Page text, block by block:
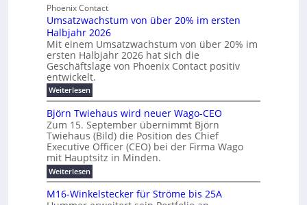
b
r
a
u
c
h
t
m
e
h
r
T
e
m
p
o
u
b
f
ü
r
m
o
d
e
r
n
e
E
e
e
N
H
-
S
i
c
h
e
r
u
n
g
s
l
a
e
i
l
i
g
u
n
g
b
e
m
2
0
2
6
h
r
f
a
c
h
d
u
r
c
f
ü
h
r
u
n
g
e
n
Phoenix Contact
Umsatzwachstum von über 20% im ersten
Halbjahr 2026
Mit einem Umsatzwachstum von über 20% im
ersten Halbjahr 2026 hat sich die
Geschäftslage von Phoenix Contact positiv
entwickelt.
Weiterlesen:
U
m
s
a
z
w
a
c
h
s
Björn Twiehaus wird neuer Wago-CEO
Zum 15. September übernimmt Björn
Twiehaus (Bild) die Position des Chief
Executive Officer (CEO) bei der Firma Wago
mit Hauptsitz in Minden.
Weiterlesen:
B
ö
M16-Winkelstecker für Ströme bis 25A